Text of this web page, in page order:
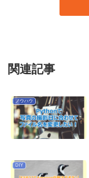
関連記事
ノウハウ
DIY